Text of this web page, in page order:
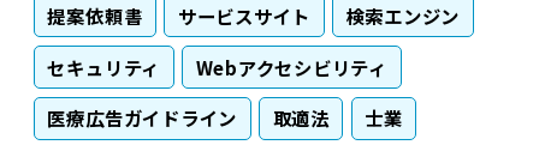
提案依頼書
サービスサイト
検索エンジン
セキュリティ
Webアクセシビリティ
医療広告ガイドライン
取適法
士業